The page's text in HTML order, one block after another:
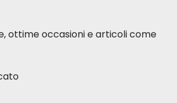
ottime occasioni e articoli come